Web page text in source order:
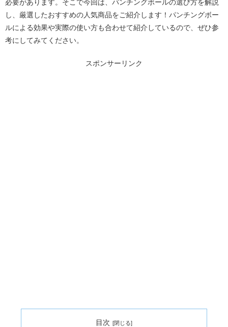
必要があります。そこで今回は、パンチングボールの選び方を解説
し、厳選したおすすめの人気商品をご紹介します！パンチングボー
ルによる効果や実際の使い方も合わせて紹介しているので、ぜひ参
考にしてみてください。
スポンサーリンク
目次